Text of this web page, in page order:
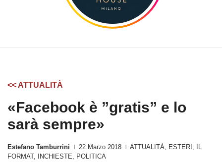
<< ATTUALITÀ
«Facebook è ”gratis” e lo
sarà sempre»
Estefano Tamburrini 22 Marzo 2018 ATTUALITÀ, ESTERI ,
IL
FORMAT, INCHIESTE, POLITICA